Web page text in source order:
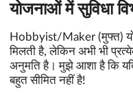
योजनाओं में सुविधा
Hobbyist/Maker (मुफ्त)
मिलती है, लेकिन अभी भी
अनुमति है। मुझे आशा है कि
बहुत सीमित नहीं है!